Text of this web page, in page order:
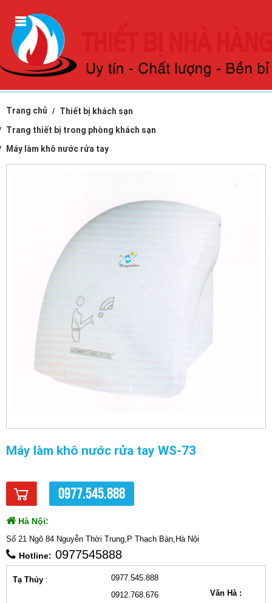
Trang chủ
Thiết bị khách sạn
Trang thiết bị trong phòng khách sạn
Máy làm khô nước rửa tay
Máy làm khô nước rửa tay WS-73
0977.545.888
Hà Nội:
Số 21 Ngõ 84 Nguyễn Thời Trung,P Thạch Bàn,Hà Nội
Hotline: 0977545888
Tạ Thủy :
0977.545.888
Văn Hà :
0912.768.676